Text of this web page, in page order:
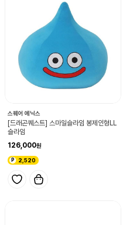
스퀘어 에닉스
[드래곤퀘스트] 스마일슬라임 봉제인형LL
슬라임
126,000
2,520